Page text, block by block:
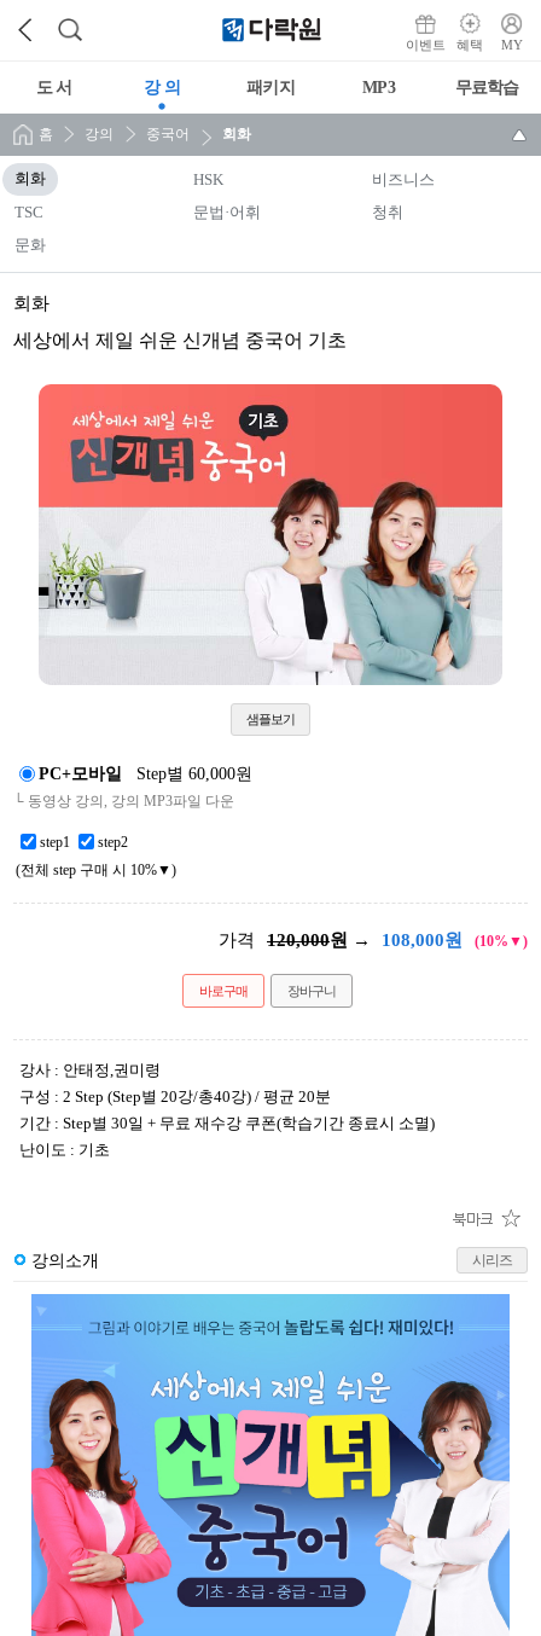
이벤트 혜택 MY
도 서 강 의 패키지 MP3 무료학습
홈 강의 중국어 회화
회화 HSK
비즈니스
TSC
문법·어휘
청취
문화
회화
세상에서 제일 쉬운 신개념 중국어 기초
샘플보기
PC+모바일 Step별 60,000원
└ 동영상 강의, 강의 MP3파일 다운
step1
step2
(전체 step 구매 시 10%▼)
가격 120,000원 → 108,000원 (10%▼)
바로구매 장바구니
강사 : 안태정,권미령
구성 : 2 Step (Step별 20강/총40강) / 평균 20분
기간 : Step별 30일 + 무료 재수강 쿠폰(학습기간 종료시 소멸)
난이도 : 기초
강의소개 시리즈